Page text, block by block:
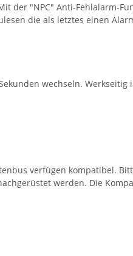
der "NPC" Anti-Fehlalarm-
die als letztes einen
wechseln.
verfügen kompatibel.
werden. Die